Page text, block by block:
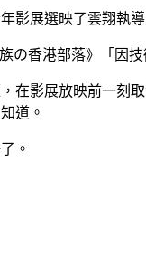
展選映了雲翔執
の香港部落》「因
在影展放映前一
道。
。